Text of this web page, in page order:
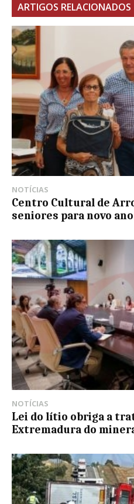
ARTIGOS RELACIONADOS
NOTÍCIAS
Centro Cultural de
seniores para novo
NOTÍCIAS
Lei do lítio obriga a
Extremadura do